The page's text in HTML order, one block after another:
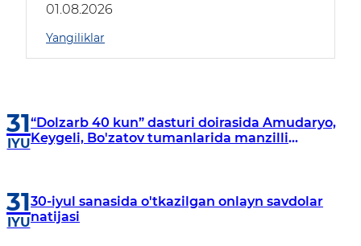
borildi
01.08.2026
Yangiliklar
31
IYU
“Dolzarb 40 kun” dasturi doirasida Amudaryo,
Keygeli, Bo'zatov tumanlarida manzilli
31
IYU
30-iyul sanasida o'tkazilgan onlayn savdolar
natijasi